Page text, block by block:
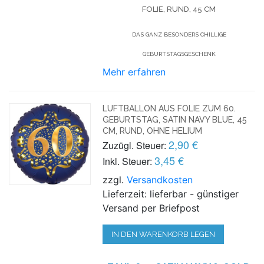
FOLIE, RUND, 45 CM
DAS GANZ BESONDERS CHILLIGE
GEBURTSTAGSGESCHENK
Mehr erfahren
LUFTBALLON AUS FOLIE ZUM 60.
GEBURTSTAG, SATIN NAVY BLUE, 45
CM, RUND, OHNE HELIUM
Zuzügl. Steuer: 2,90 €
Inkl. Steuer: 3,45 €
zzgl.Versandkosten
Lieferzeit: lieferbar - günstiger
Versand per Briefpost
IN DEN WARENKORB LEGEN